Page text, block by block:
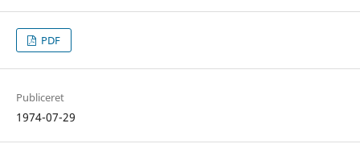
PDF
Publiceret
1974-07-29